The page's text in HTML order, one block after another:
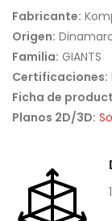
Fabricante:
Origen:
Familia: GIANTS
Certificaciones:
Ficha de
Planos 2D/3D: